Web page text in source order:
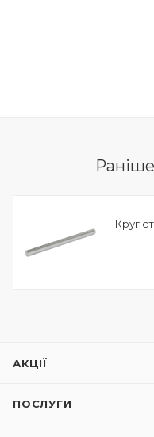
Круг
АКЦІЇ
ПОСЛУГИ